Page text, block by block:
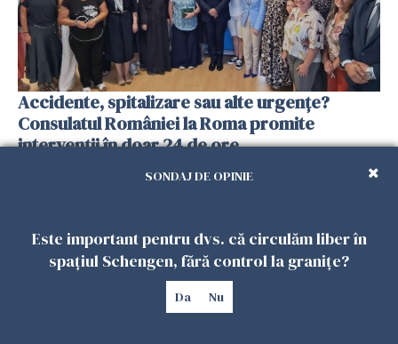
Accidente, spitalizare sau alte urgențe?
Consulatul României la Roma promite
intervenții în doar 24 de ore
SONDAJ DE OPINIE
Este important pentru dvs. că circulăm liber în
spațiul Schengen, fără control la granițe?
Da Nu